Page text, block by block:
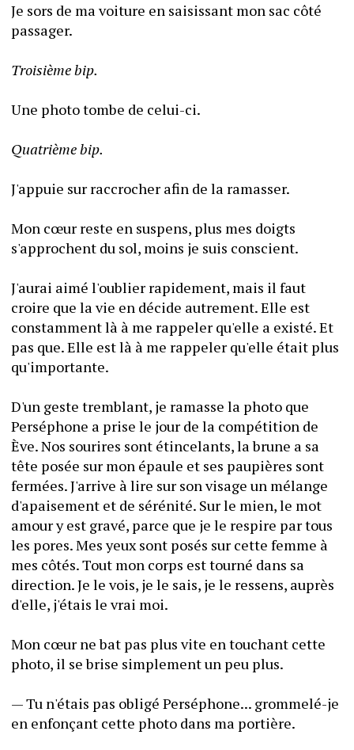
Je sors de ma voiture en saisissant mon sac côté
passager.
Troisième bip.
Une photo tombe de celui-ci.
Quatrième bip.
J'appuie sur raccrocher afin de la ramasser.
Mon cœur reste en suspens, plus mes doigts
s'approchent du sol, moins je suis conscient.
J'aurai aimé l'oublier rapidement, mais il faut
croire que la vie en décide autrement. Elle est
constamment là à me rappeler qu'elle a existé. Et
pas que. Elle est là à me rappeler qu'elle était plus
qu'importante.
D'un geste tremblant, je ramasse la photo que
Perséphone a prise le jour de la compétition de
Ève. Nos sourires sont étincelants, la brune a sa
tête posée sur mon épaule et ses paupières sont
fermées. J'arrive à lire sur son visage un mélange
d'apaisement et de sérénité. Sur le mien, le mot
amour y est gravé, parce que je le respire par tous
les pores. Mes yeux sont posés sur cette femme à
mes côtés. Tout mon corps est tourné dans sa
direction. Je le vois, je le sais, je le ressens, auprès
d'elle, j'étais le vrai moi.
Mon cœur ne bat pas plus vite en touchant cette
photo, il se brise simplement un peu plus.
— Tu n'étais pas obligé Perséphone... grommelé-je
en enfonçant cette photo dans ma portière.